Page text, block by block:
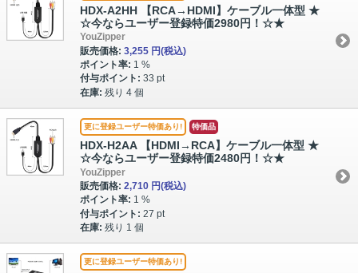
HDX-A2HH 【RCA→HDMI】ケーブル一体型 ★
☆今ならユーザー登録特価2980円！☆★
YouZipper
販売価格: 3,255 円(税込)
ポイント率: 1 %
付与ポイント: 33 pt
在庫: 残り 4 個
更に登録ユーザー特価あり! 特価品
HDX-H2AA 【HDMI→RCA】ケーブル一体型 ★
☆今ならユーザー登録特価2480円！☆★
YouZipper
販売価格: 2,710 円(税込)
ポイント率: 1 %
付与ポイント: 27 pt
在庫: 残り 1 個
更に登録ユーザー特価あり!